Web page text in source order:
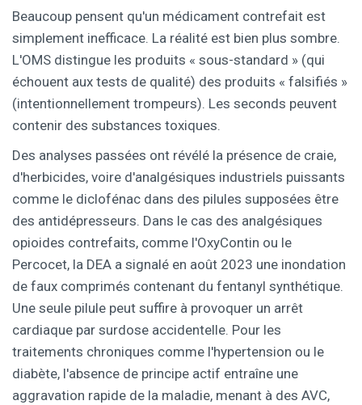
Beaucoup pensent qu'un médicament contrefait est
simplement inefficace. La réalité est bien plus sombre.
L'OMS distingue les produits « sous-standard » (qui
échouent aux tests de qualité) des produits « falsifiés »
(intentionnellement trompeurs). Les seconds peuvent
contenir des substances toxiques.
Des analyses passées ont révélé la présence de craie,
d'herbicides, voire d'analgésiques industriels puissants
comme le diclofénac dans des pilules supposées être
des antidépresseurs. Dans le cas des analgésiques
opioides contrefaits, comme l'OxyContin ou le
Percocet, la DEA a signalé en août 2023 une inondation
de faux comprimés contenant du fentanyl synthétique.
Une seule pilule peut suffire à provoquer un arrêt
cardiaque par surdose accidentelle. Pour les
traitements chroniques comme l'hypertension ou le
diabète, l'absence de principe actif entraîne une
aggravation rapide de la maladie, menant à des AVC,